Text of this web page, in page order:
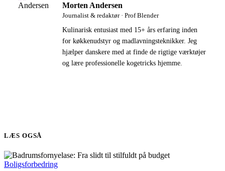
Morten Andersen
Journalist & redaktør · Prof Blender
Kulinarisk entusiast med 15+ års erfaring inden
for køkkenudstyr og madlavningsteknikker. Jeg
hjælper danskere med at finde de rigtige værktøjer
og lære professionelle kogetricks hjemme.
LÆS OGSÅ
Boligsforbedring